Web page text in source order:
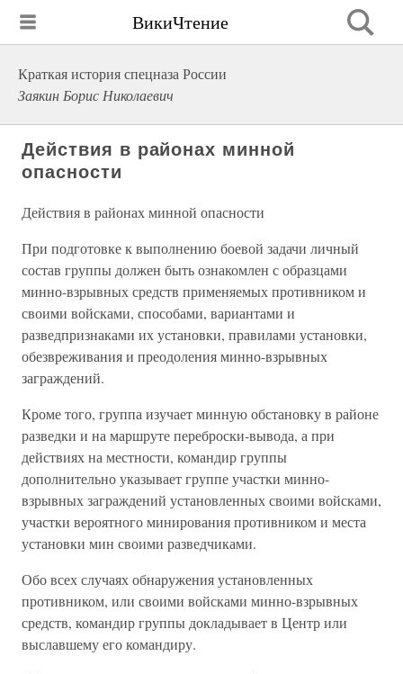
ВикиЧтение
Краткая история спецназа России
Заякин Борис Николаевич
Действия в районах минной
опасности
Действия в районах минной опасности
При подготовке к выполнению боевой задачи личный
состав группы должен быть ознакомлен с образцами
минно-взрывных средств применяемых противником и
своими войсками, способами, вариантами и
разведпризнаками их установки, правилами установки,
обезвреживания и преодоления минно-взрывных
заграждений.
Кроме того, группа изучает минную обстановку в районе
разведки и на маршруте переброски-вывода, а при
действиях на местности, командир группы
дополнительно указывает группе участки минно-
взрывных заграждений установленных своими войсками,
участки вероятного минирования противником и места
установки мин своими разведчиками.
Обо всех случаях обнаружения установленных
противником, или своими войсками минно-взрывных
средств, командир группы докладывает в Центр или
выславшему его командиру.